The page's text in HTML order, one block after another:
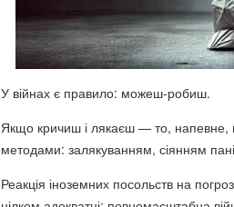
У війнах є правило: можеш-робиш.
Якщо кричиш і лякаєш — то, напевне,
методами: залякуванням, сіянням
Реакція іноземних посольств на